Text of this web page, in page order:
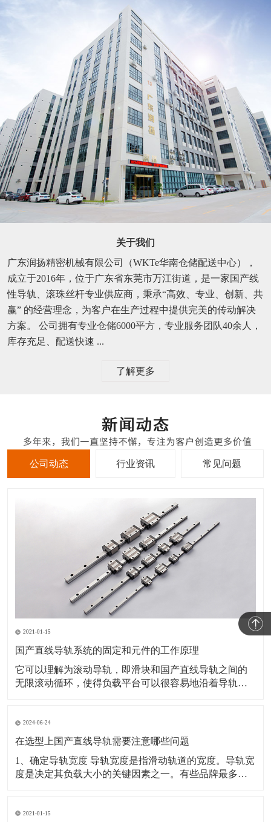
关于我们
广东润扬精密机械有限公司（WKTe华南仓储配送中心），
成立于2016年，位于广东省东莞市万江街道，是一家国产线
性导轨、滚珠丝杆专业供应商，秉承“高效、专业、创新、共
赢” 的经营理念，为客户在生产过程中提供完美的传动解决
方案。 公司拥有专业仓储6000平方，专业服务团队40余人，
库存充足、配送快速 ...
了解更多
公司动态 行业资讯 常见问题
2021-01-15
国产直线导轨系统的固定和元件的工作原理
它可以理解为滚动导轨，即滑块和国产直线导轨之间的
无限滚动循环，使得负载平台可以很容易地沿着导轨高
线导轨之间的最终单元设计使线性导轨能够承受上下两
个方向的载荷。获得专利的回流系统和线性导轨采用简
2024-06-24
在选型上国产直线导轨需要注意哪些问题
1、确定导轨宽度 导轨宽度是指滑动轨道的宽度。导轨宽
度是决定其负载大小的关键因素之一。有些品牌最多只
2、确定轨道长度 这个长度是赛道的总长度，而不是旅
2021-01-15